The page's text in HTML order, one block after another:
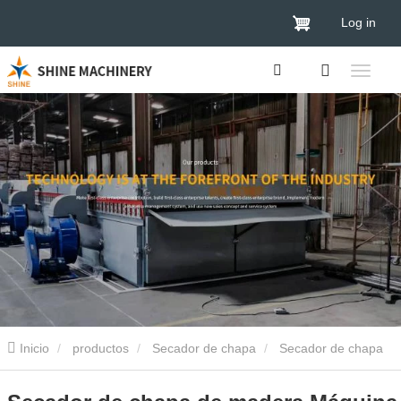
Log in
Inicio productos Secador de chapa Secador de chapa
de madera contrachapada